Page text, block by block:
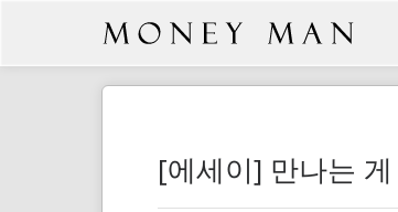
[에세이] 만나는